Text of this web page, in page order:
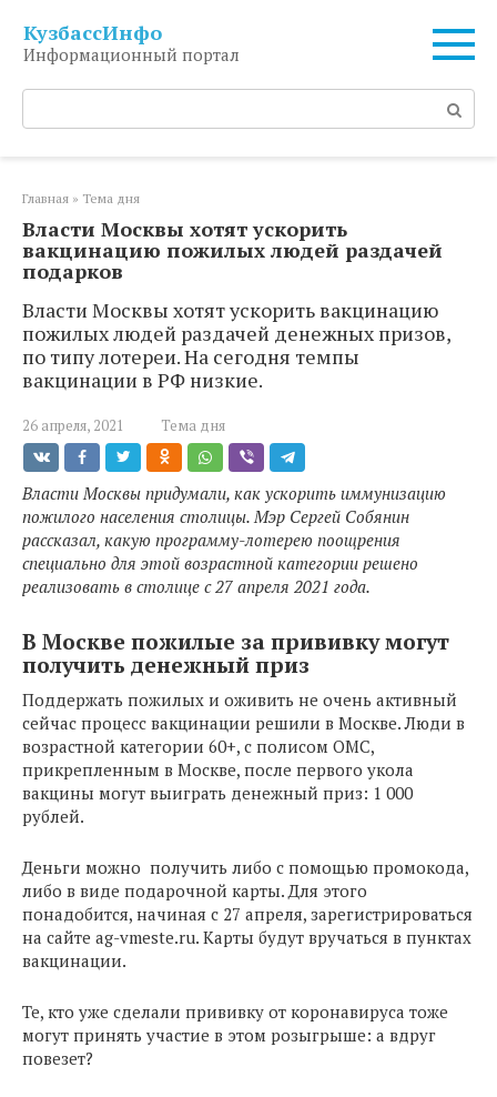
контенту
КузбассИнфо
Информационный портал
Поиск:
Главная » Тема дня
Власти Москвы хотят ускорить
вакцинацию пожилых людей раздачей
подарков
Власти Москвы хотят ускорить вакцинацию
пожилых людей раздачей денежных призов,
по типу лотереи. На сегодня темпы
вакцинации в РФ низкие.
26 апреля, 2021 Тема дня
Власти Москвы придумали, как ускорить иммунизацию
пожилого населения столицы. Мэр Сергей Собянин
рассказал, какую программу-лотерею поощрения
специально для этой возрастной категории решено
реализовать в столице с 27 апреля 2021 года.
В Москве пожилые за прививку могут
получить денежный приз
Поддержать пожилых и оживить не очень активный
сейчас процесс вакцинации решили в Москве. Люди в
возрастной категории 60+, с полисом ОМС,
прикрепленным в Москве, после первого укола
вакцины могут выиграть денежный приз: 1 000
рублей.
Деньги можно получить либо с помощью промокода,
либо в виде подарочной карты. Для этого
понадобится, начиная с 27 апреля, зарегистрироваться
на сайте ag-vmeste.ru. Карты будут вручаться в пунктах
вакцинации.
Те, кто уже сделали прививку от коронавируса тоже
могут принять участие в этом розыгрыше: а вдруг
повезет?